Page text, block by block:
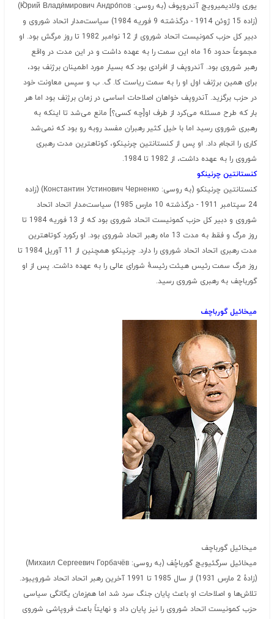
یوری ولادیمیرویچ آندروپوف (به روسی: Ю́рий Влади́мирович Андро́пов
)
(زاده 15 ژوئن 1914 - درگذشته 9 فوریه 1984) سیاست‌مدار اتحاد شوروی و
دبیر کل حزب کمونیست اتحاد شوروی از 12 نوامبر 1982 تا روز مرگش بود. او
مجموعاً حدود 16 ماه این سمت را به عهده داشت و در این مدت در واقع
رهبر شوروی بود. آندروپف از افرادی بود که بسیار مورد اطمینان برژنف بود،
برای همین برژنف اول او را به سمت ریاست کا. گ. ب و سپس معاونت خود
در حزب برگزید. آندروپف خواهان اصلاحات اساسی در زمان برژنف بود اما هر
بار که طرح مسئله می‌کرد از طرف او[چه کسی؟] مانع می‌شد تا اینکه به
رهبری شوروی رسید اما با خیل کثیر رهبران مفسد روبه رو بود که نمی‌شد
کاری را انجام داد. او پس از کنستانتین چرنینکو، کوتاهترین مدت رهبری
شوروی را به عهده داشت، از 1982 تا 1984.
کنستانتین چرنینکو
کنستانتین چرنینکو (به روسی: Константин Устинович Черненко) (زاده
24 سپتامبر 1911 - درگذشته 10 مارس 1985) سیاست‌مدار اتحاد اتحاد
شوروی و دبیر کل حزب کمونیست اتحاد شوروی بود که از 13 فوریه 1984 تا
روز مرگ و فقط به مدت 13 ماه رهبر اتحاد شوروی بود. او رکورد کوتاهترین
مدت رهبری اتحاد اتحاد شوروی را دارد. چرنینکو همچنین از 11 آوریل 1984 تا
روز مرگ سمت رئیس هیئت رئیسهٔ شورای عالی را به عهده داشت. پس از او
گورباچف به رهبری شوروی رسید.
میخائیل گورباچف
میخائیل گورباچف
میخائیل سرگئیویچ گورباچُف (به روسی: Михаил Сергеевич Горбачёв
)
(زادهٔ 2 مارس 1931) از سال 1985 تا 1991 آخرین رهبر اتحاد اتحاد شورویبود.
تلاش‌ها و اصلاحات او باعث پایان جنگ سرد شد اما هم‌زمان یگانگی سیاسی
حزب کمونیست اتحاد شوروی را نیز پایان داد و نهایتاً باعث فروپاشی شوروی